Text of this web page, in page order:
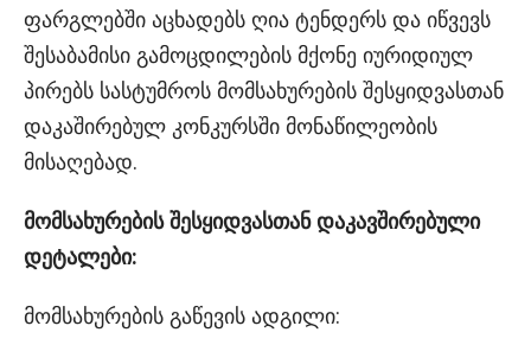
ფარგლებში აცხადებს ღია ტენდერს და იწვევს
შესაბამისი გამოცდილების მქონე იურიდიულ
პირებს სასტუმროს მომსახურების შესყიდვასთან
დაკაშირებულ კონკურსში მონაწილეობის
მისაღებად.
მომსახურების შესყიდვასთან დაკავშირებული
დეტალები:
მომსახურების გაწევის ადგილი: